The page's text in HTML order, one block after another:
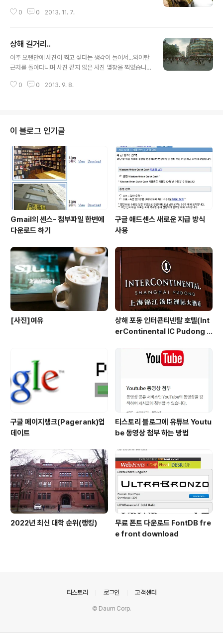
0 0 2013. 11. 7.
상해 길거리..
아주 오랜만에 사진이 찍고 싶다는 생각이 들어서...와이탄
근처를 돌아다니며 사진 같지 않은 사진 몇장을 찍었습니
는 다 해도 1가지만은 하지 말라. 그것은 포기하는 일이다.
버지로부터 배웠다. 처음 한방 비누를 6개월 동안 단 한 장
도 팔지 못했을 때 정말 모든 것을 포기하고 싶었다. 그때
아버지의 말씀이 떠올랐다. "무슨 일이든 코에 넣은 생콩이
익도록 노력하라." 이게 무슨 말인가? 어떻게 코에 넣은 생
콩이 익을 수 있겠는가? 이는 열심히 일하다 보면 코에서
뜨거운 콧바람..
0 0 2013. 9. 8.
이 블로그 인기글
Gmail의 센스- 첨부파일 한번에
다운로드 하기
구글 애드센스 새로운 지급 방식
사용
[사진]여유
상해 포동 인터콘티넨탈 호텔(Int
erContinental IC Pudong S
구글 페이지랭크(Pagerank)업
데이트
티스토리 블로그에 유튜브 Youtu
be 동영상 첨부 하는 방법
2022년 최신 대학 순위(랭킹)
무료 폰트 다운로드 FontDB fre
e front download
티스토리 로그인 고객센터
© Daum Corp.